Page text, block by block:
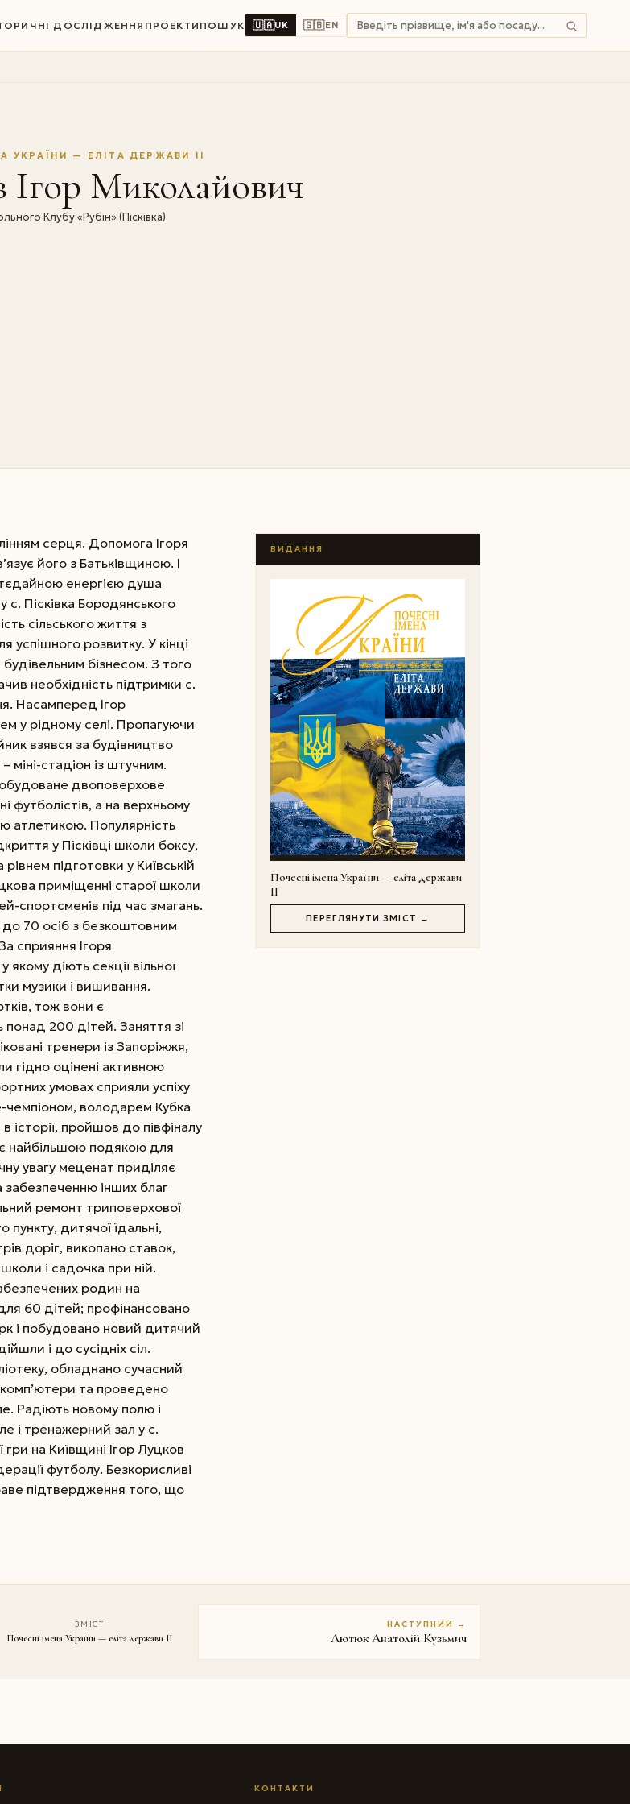
ДОСЛІДЖЕННЯ ПРОЕКТИ ПОШУК 🇺🇦UK 🇬🇧EN
УКРАЇНИ — ЕЛІТА ДЕРЖАВИ II
Ігор Миколайович
Клубу «Рубін» (Пісківка)
серця. Допомога Ігоря
його з Батьківщиною. І
енергією душа
с. Пісківка Бородянського
сільського життя з
розвитку. У кінці
бізнесом. З того
необхідність підтримки с.
Насамперед Ігор
у рідному селі. Пропагуючи
взявся за будівництво
міні-стадіон із штучним.
двоповерхове
футболістів, а на верхньому
атлетикою. Популярність
у Пісківці школи боксу,
підготовки у Київській
приміщенні старої школи
спортсменів під час змагань.
70 осіб з безкоштовним
сприяння Ігоря
діють секції вільної
музики і вишивання.
тож вони є
200 дітей. Заняття зі
тренери із Запоріжжя,
гідно оцінені активною
умовах сприяли успіху
чемпіоном, володарем Кубка
історії, пройшов до півфіналу
є найбільшою подякою для
увагу меценат приділяє
забезпеченню інших благ
ремонт триповерхової
пункту, дитячої їдальні,
доріг, викопано ставок,
і садочка при ній.
родин на
60 дітей; профінансовано
і побудовано новий дитячий
і до сусідніх сіл.
обладнано сучасний
комп’ютери та проведено
Радіють новому полю і
і тренажерний зал у с.
на Київщині Ігор Луцков
футболу. Безкорисливі
підтвердження того, що
ВИДАННЯ
Почесні імена України — еліта держави
II
ПЕРЕГЛЯНУТИ ЗМІСТ →
ЗМІСТ
Почесні імена України — еліта держави II
НАСТУПНИЙ →
Лютюк Анатолій Кузьмич
КОНТАКТИ